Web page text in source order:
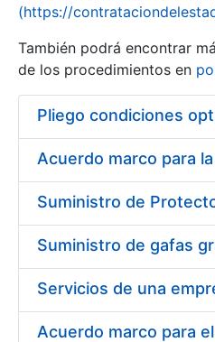
Mostrar/Ocultar
(https://
También podrá encontrar
de los procedimientos en